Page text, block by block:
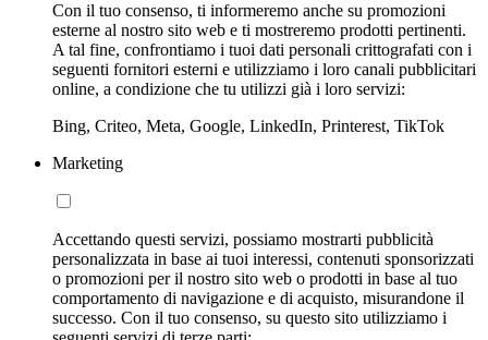
Con il tuo consenso, ti informeremo anche su promozioni
esterne al nostro sito web e ti mostreremo prodotti pertinenti.
A tal fine, confrontiamo i tuoi dati personali crittografati con i
seguenti fornitori esterni e utilizziamo i loro canali pubblicitari
online, a condizione che tu utilizzi già i loro servizi:
Bing, Criteo, Meta, Google, LinkedIn, Printerest, TikTok
Marketing
Accettando questi servizi, possiamo mostrarti pubblicità
personalizzata in base ai tuoi interessi, contenuti sponsorizzati
o promozioni per il nostro sito web o prodotti in base al tuo
comportamento di navigazione e di acquisto, misurandone il
successo. Con il tuo consenso, su questo sito utilizziamo i